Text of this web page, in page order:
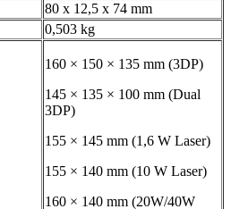
80 x 12,5 x 74 mm
0,503 kg
160 × 150 × 135 mm (3DP)
145 × 135 × 100 mm (Dual
3DP)
155 × 145 mm (1,6 W Laser)
155 × 140 mm (10 W Laser)
160 × 140 mm (20W/40W